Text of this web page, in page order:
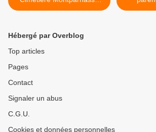
14eme
Hébergé par Overblog
Top articles
Pages
Contact
Signaler un abus
C.G.U.
Cookies et données personnelles